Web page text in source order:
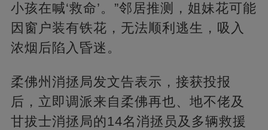
小孩在喊‘救命’。”邻居推测，姐妹花可能
因窗户装有铁花，无法顺利逃生，吸入
浓烟后陷入昏迷。
柔佛州消拯局发文告表示，接获投报
后，立即调派来自柔佛再也、地不佬及
甘拔士消拯局的14名消拯员及多辆救援